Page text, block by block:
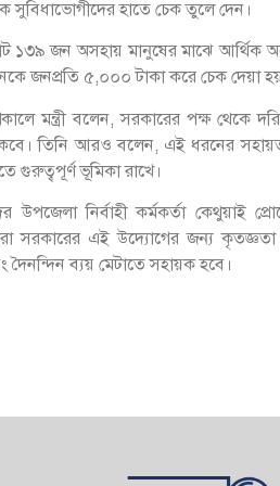
সুবিধাভোগীদের হাতে চেক তুলে দেন।
১৩৯ জন অসহায় মানুষের মাঝে আর্থিক
জনপ্রতি ৫,০০০ টাকা করে চেক দেয়া
মন্ত্রী বলেন, সরকারের পক্ষ থেকে
তিনি আরও বলেন, এই ধরনের
গুরুত্বপূর্ণ ভূমিকা রাখে।
উপজেলা নির্বাহী কর্মকর্তা কেথুয়াই
সরকারের এই উদ্যোগের জন্য
দৈনন্দিন ব্যয় মেটাতে সহায়ক হবে।